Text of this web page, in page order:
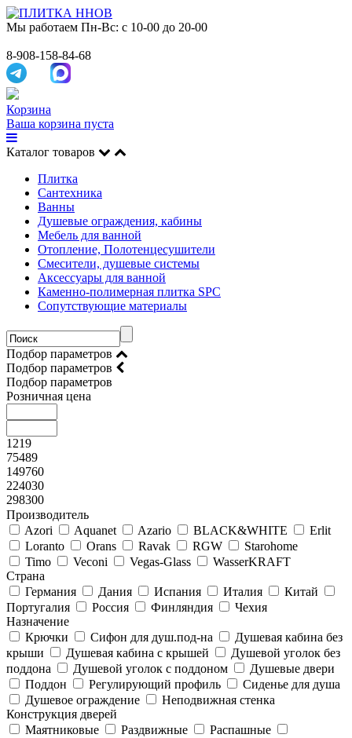
Мы работаем Пн-Вс: с 10-00 до 20-00
8-908-158-84-68
Корзина
Ваша корзина пуста
Каталог товаров
Плитка
Сантехника
Ванны
Душевые ограждения, кабины
Мебель для ванной
Отопление, Полотенцесушители
Смесители, душевые системы
Аксессуары для ванной
Каменно-полимерная плитка SPC
Сопутствующие материалы
Подбор параметров
Подбор параметров
Подбор параметров
Розничная цена
1219
75489
149760
224030
298300
Производитель
Azori
Aquanet Azario BLACK&WHITE
Erlit
Loranto
Orans Ravak RGW
Starohome
Timo
Veconi Vegas-Glass
WasserKRAFT
Страна
Германия
Дания Испания Италия
Китай
Португалия
Россия Финляндия
Чехия
Назначение
Крючки
Сифон для душ.под-на
Душевая кабина без
крыши
Душевая кабина с крышей
Душевой уголок без
поддона
Душевой уголок с поддоном
Душевые двери
Поддон
Регулирующий профиль
Сиденье для душа
Душевое ограждение
Неподвижная стенка
Конструкция дверей
Маятниковые
Раздвижные
Распашные